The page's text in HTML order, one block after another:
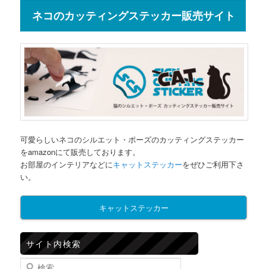
ネコのカッティングステッカー販売サイト
可愛らしいネコのシルエット・ポーズのカッティングステッカー
をamazonにて販売しております。
お部屋のインテリアなどにキャットステッカーをぜひご利用下さ
い。
キャットステッカー
サイト内検索
検索